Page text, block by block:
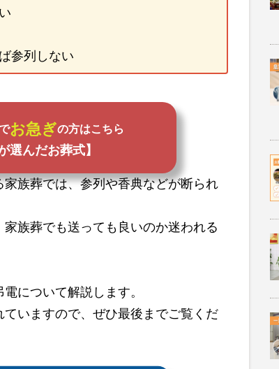
参列しない
お急ぎの方はこちら
選んだお葬式】
族葬では、参列や香典などが断られ
族葬でも送っても良いのか迷われる
について解説します。
いますので、ぜひ最後までご覧くだ